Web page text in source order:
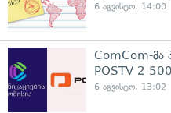
6 აგვისტო, 14:00
ComCom-მა
POSTV 2
6 აგვისტო, 13:02